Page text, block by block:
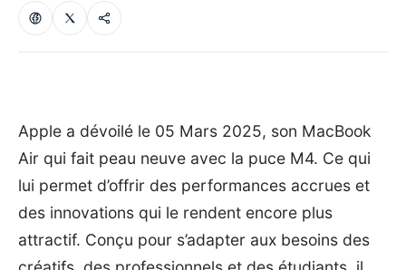
Apple a dévoilé le 05 Mars 2025, son MacBook
Air qui fait peau neuve avec la puce M4. Ce qui
lui permet d’offrir des performances accrues et
des innovations qui le rendent encore plus
attractif. Conçu pour s’adapter aux besoins des